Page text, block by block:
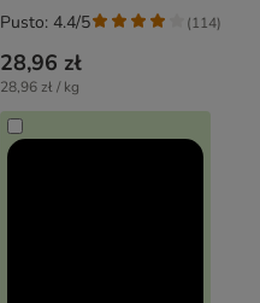
28,96 zł
28,96 zł / kg
Pusto: 4.4/5 (114)